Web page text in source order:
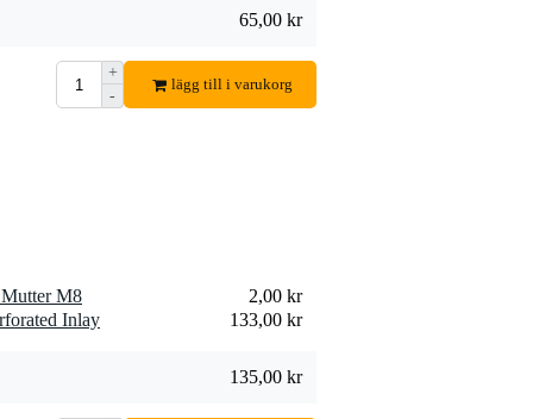
65,00 kr
+
-
lägg till i varukorg
M8
2,00 kr
Inlay
133,00 kr
135,00 kr